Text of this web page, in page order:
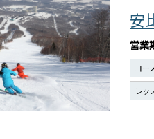
安
営業
コー
レッ